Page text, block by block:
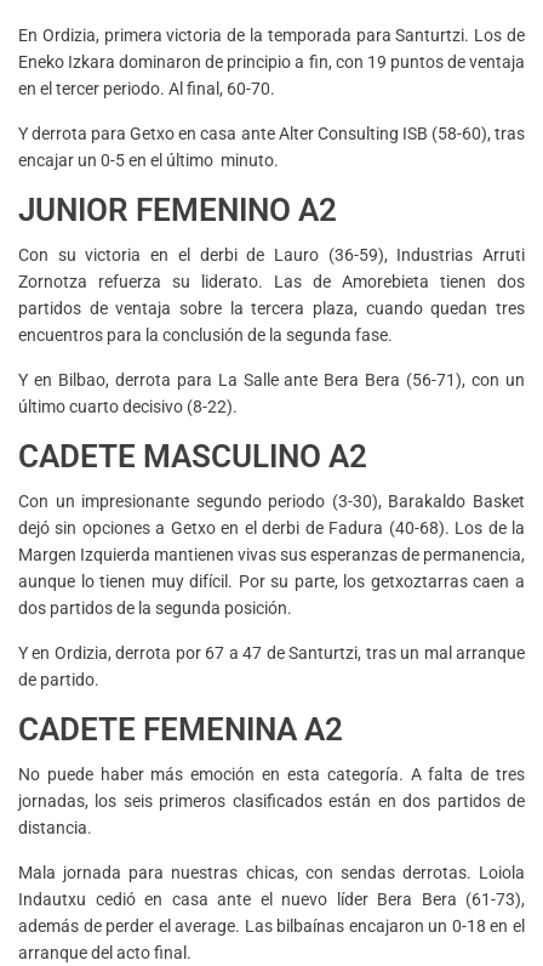
En Ordizia, primera victoria de la temporada para Santurtzi. Los de
Eneko Izkara dominaron de principio a fin, con 19 puntos de ventaja
en el tercer periodo. Al final, 60-70.
Y derrota para Getxo en casa ante Alter Consulting ISB (58-60), tras
encajar un 0-5 en el último minuto.
JUNIOR FEMENINO A2
Con su victoria en el derbi de Lauro (36-59), Industrias Arruti
Zornotza refuerza su liderato. Las de Amorebieta tienen dos
partidos de ventaja sobre la tercera plaza, cuando quedan tres
encuentros para la conclusión de la segunda fase.
Y en Bilbao, derrota para La Salle ante Bera Bera (56-71), con un
último cuarto decisivo (8-22).
CADETE MASCULINO A2
Con un impresionante segundo periodo (3-30), Barakaldo Basket
dejó sin opciones a Getxo en el derbi de Fadura (40-68). Los de la
Margen Izquierda mantienen vivas sus esperanzas de permanencia,
aunque lo tienen muy difícil. Por su parte, los getxoztarras caen a
dos partidos de la segunda posición.
Y en Ordizia, derrota por 67 a 47 de Santurtzi, tras un mal arranque
de partido.
CADETE FEMENINA A2
No puede haber más emoción en esta categoría. A falta de tres
jornadas, los seis primeros clasificados están en dos partidos de
distancia.
Mala jornada para nuestras chicas, con sendas derrotas. Loiola
Indautxu cedió en casa ante el nuevo líder Bera Bera (61-73),
además de perder el average. Las bilbaínas encajaron un 0-18 en el
arranque del acto final.